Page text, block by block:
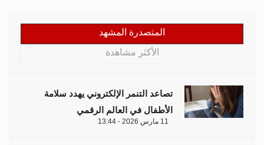
المتصدرة المشهد
الأكثر مشاهدة
تصاعد التنمر الإلكتروني يهدد سلامة
الأطفال في العالم الرقمي
11 مارس 2026 - 13:44